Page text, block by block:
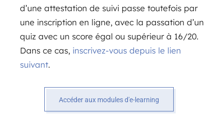
d’une attestation de suivi passe toutefois par
une inscription en ligne, avec la passation d’un
quiz avec un score égal ou supérieur à 16/20.
Dans ce cas, inscrivez-vous depuis le lien
suivant.
Accéder aux modules d'e-learning